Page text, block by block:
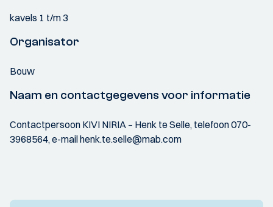
kavels 1 t/m 3
Organisator
Bouw
Naam en contactgegevens voor informatie
Contactpersoon KIVI NIRIA – Henk te Selle, telefoon 070-
3968564, e-mail henk.te.selle@mab.com